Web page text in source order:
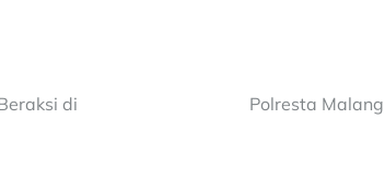
di
Polresta